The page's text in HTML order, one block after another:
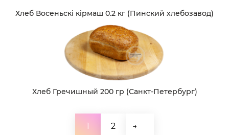
Хлеб Восеньскi кiрмаш 0.2 кг (Пинский хлебозавод)
Хлеб Гречишный 200 гр (Санкт-Петербург)
1 2 →